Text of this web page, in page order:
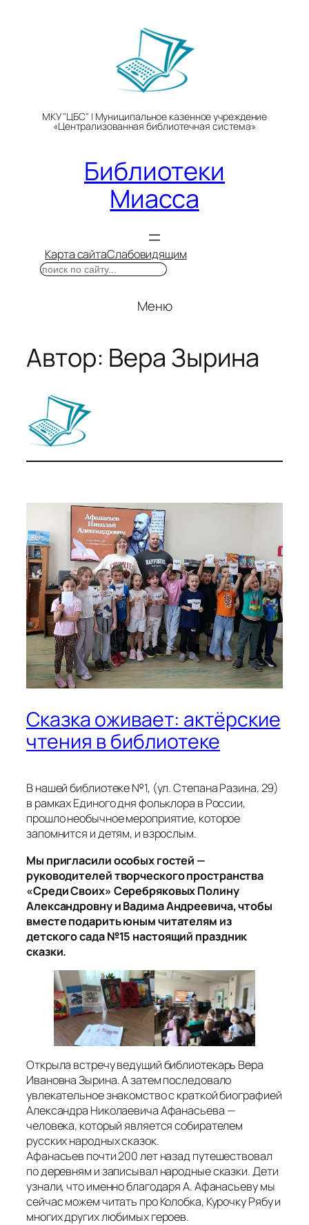
МКУ "ЦБС" | Муниципальное казенное учреждение
«Централизованная библиотечная система»
Библиотеки
Миасса
Карта сайтаСлабовидящим
Поиск
Меню
Автор: Вера Зырина
Сказка оживает: актёрские
чтения в библиотеке
В нашей библиотеке №1, (ул. Степана Разина, 29)
в рамках Единого дня фольклора в России,
прошло необычное мероприятие, которое
запомнится и детям, и взрослым.
Мы пригласили особых гостей —
руководителей творческого пространства
«Среди Своих» Серебряковых Полину
Александровну и Вадима Андреевича, чтобы
вместе подарить юным читателям из
детского сада №15 настоящий праздник
сказки.
Открыла встречу ведущий библиотекарь Вера
Ивановна Зырина. А затем последовало
увлекательное знакомство с краткой биографией
Александра Николаевича Афанасьева —
человека, который является собирателем
русских народных сказок.
Афанасьев почти 200 лет назад путешествовал
по деревням и записывал народные сказки. Дети
узнали, что именно благодаря А. Афанасьеву мы
сейчас можем читать про Колобка, Курочку Рябу и
многих других любимых героев.